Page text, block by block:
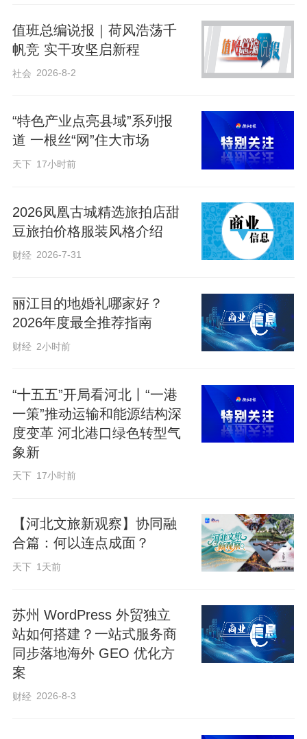
值班总编说报｜荷风浩荡千
帆竞 实干攻坚启新程
社会 2026-8-2
“特色产业点亮县域”系列报
道 一根丝“网”住大市场
天下 17小时前
2026凤凰古城精选旅拍店甜
豆旅拍价格服装风格介绍
财经 2026-7-31
丽江目的地婚礼哪家好？
2026年度最全推荐指南
财经 2小时前
“十五五”开局看河北丨“一港
一策”推动运输和能源结构深
度变革 河北港口绿色转型气
象新
天下 17小时前
【河北文旅新观察】协同融
合篇：何以连点成面？
天下 1天前
苏州 WordPress 外贸独立
站如何搭建？一站式服务商
同步落地海外 GEO 优化方
案
财经 2026-8-3